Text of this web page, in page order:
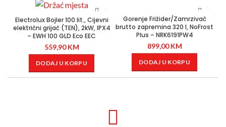
Electrolux Bojler 100 lit., Cijevni
električni grijač (TEN), 2kW, IPX4
– EWH 100 GLD Eco EEC
559,90KM
DODAJ U KORPU
Gorenje Frižider/Zamrzivač
brutto zapremina 320 l, NoFrost
Plus – NRK6191PW4
899,00KM
DODAJ U KORPU